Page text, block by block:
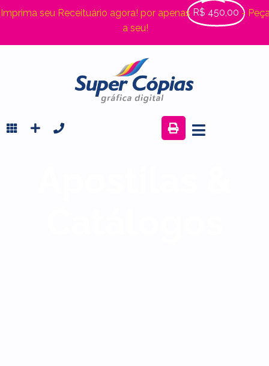
Imprima seu Receituário agora! por apenas R$ 450,00 -
a seu!